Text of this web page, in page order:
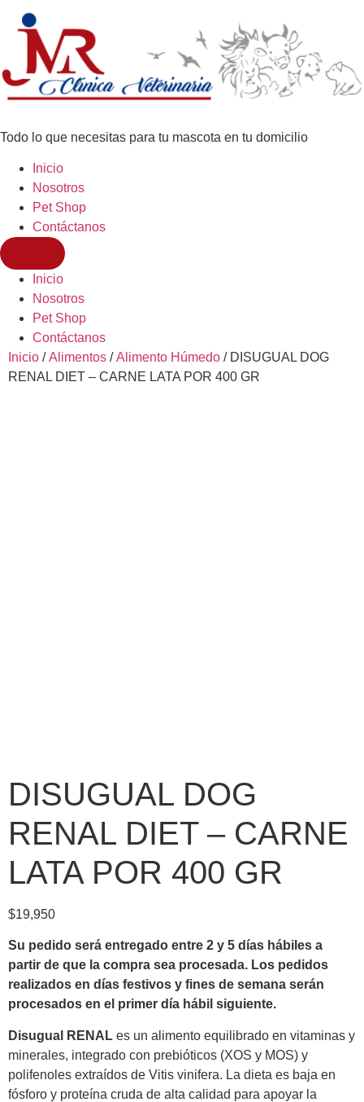
Todo lo que necesitas para tu mascota en tu domicilio
Inicio
Nosotros
Pet Shop
Contáctanos
Inicio
Nosotros
Pet Shop
Contáctanos
Inicio /Alimentos /Alimento Húmedo / DISUGUAL DOG
RENAL DIET – CARNE LATA POR 400 GR
DISUGUAL DOG
RENAL DIET – CARNE
LATA POR 400 GR
$19,950
Su pedido será entregado entre 2 y 5 días hábiles a
partir de que la compra sea procesada. Los pedidos
realizados en días festivos y fines de semana serán
procesados en el primer día hábil siguiente.
Disugual RENAL es un alimento equilibrado en vitaminas y
minerales, integrado con prebióticos (XOS y MOS) y
polifenoles extraídos de Vitis vinifera. La dieta es baja en
fósforo y proteína cruda de alta calidad para apoyar la